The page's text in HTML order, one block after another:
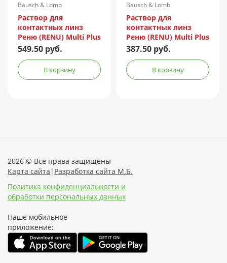
Bausch & Lomb
Incorporated/Италия
Раствор для
контактных линз
Реню (RENU) Multi Plus
240мл + контейнер
549.50 руб.
В корзину
Bausch & Lomb
Incorporated/Италия
Раствор для
контактных линз
Реню (RENU) Multi Plus
120мл + контейнер
387.50 руб.
В корзину
2026 © Все права защищены
Карта сайта | Разработка сайта М.Б.
Политика конфиденциальности и
обработки персональных данных
Наше мобильное
приложение: